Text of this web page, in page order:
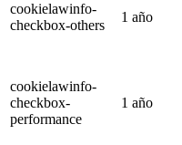
cookielawinfo-
checkbox-others
1 año
cookielawinfo-
checkbox-
performance
1 año